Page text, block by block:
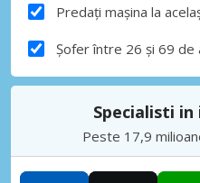
Predați mașina la
Șofer între 26 și 69 de
Specialisti
Peste 17,9